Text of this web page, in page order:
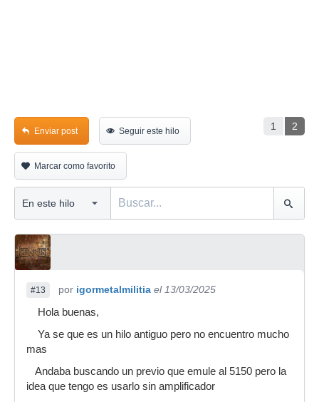
1 2
Enviar post Seguir este hilo
Marcar como favorito
#13 por igormetalmilitia el 13/03/2025
Hola buenas,
Ya se que es un hilo antiguo pero no encuentro mucho
mas
Andaba buscando un previo que emule al 5150 pero la
idea que tengo es usarlo sin amplificador